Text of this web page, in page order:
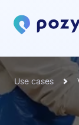
Use cases